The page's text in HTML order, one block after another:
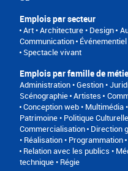
Emplois par secteur
Art • Architecture • Design
Communication Événementiel
Spectacle vivant
Emplois par famille de
Administration • Gestion •
Scénographie Artistes
Conception web • Multimédia
Patrimoine • Politique Culturelle
Commercialisation Direction
• Réalisation • Programmation
Relation avec les publics •
technique • Régie